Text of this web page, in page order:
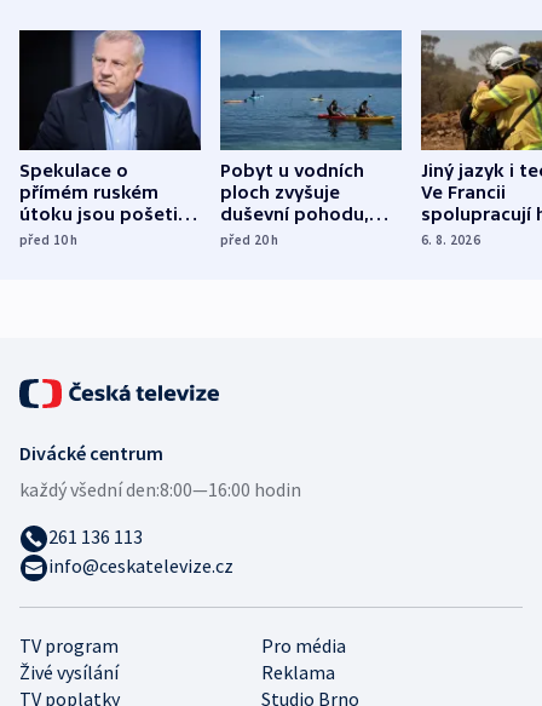
Spekulace o
přímém ruském
útoku jsou pošetilé,
míní estonský
před 10h
Pobyt u vodních
ploch zvyšuje
duševní pohodu,
ukázala
před 20h
Jiný jazyk i
Ve Francii
spolupracují
různých zemí
6. 8. 2026
TV program
Pro média
Živé vysílání
Reklama
TV poplatky
Studio Brno
Divácké centrum
každý všední den:8:00—16:00 hodin
261 136 113
info@ceskatelevize.cz